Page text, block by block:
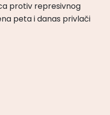
protiv represivnog
peta i danas privlači